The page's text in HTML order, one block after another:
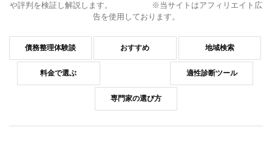
や評判を検証し解説します。 ※当サイトはアフィリエイト広
告を使用しております。
債務整理体験談 おすすめ 地域検索
料金で選ぶ 適性診断ツール
専門家の選び方